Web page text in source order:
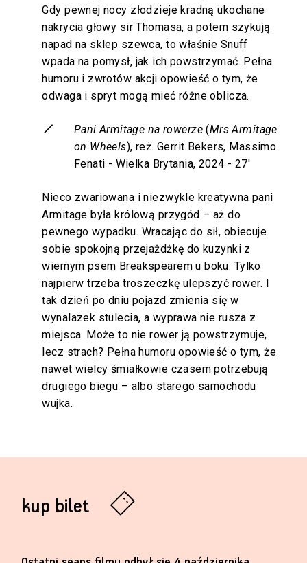
kup bilet
Gdy pewnej nocy złodzieje kradną ukochane
nakrycia głowy sir Thomasa, a potem szykują
napad na sklep szewca, to właśnie Snuff
wpada na pomysł, jak ich powstrzymać. Pełna
humoru i zwrotów akcji opowieść o tym, że
odwaga i spryt mogą mieć różne oblicza.
Pani Armitage na rowerze(Mrs Armitage
on Wheels), reż. Gerrit Bekers, Massimo
Fenati - Wielka Brytania, 2024 - 27'
Nieco zwariowana i niezwykle kreatywna pani
Armitage była królową przygód – aż do
pewnego wypadku. Wracając do sił, obiecuje
sobie spokojną przejażdżkę do kuzynki z
wiernym psem Breakspearem u boku. Tylko
najpierw trzeba troszeczkę ulepszyć rower. I
tak dzień po dniu pojazd zmienia się w
wynalazek stulecia, a wyprawa nie rusza z
miejsca. Może to nie rower ją powstrzymuje,
lecz strach? Pełna humoru opowieść o tym, że
nawet wielcy śmiałkowie czasem potrzebują
drugiego biegu – albo starego samochodu
wujka.